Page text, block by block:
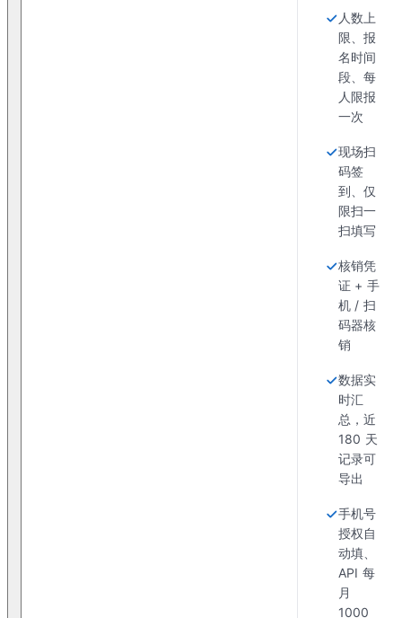
人数上
限、报
名时间
段、每
人限报
一次
现场扫
码签
到、仅
限扫一
扫填写
核销凭
证 + 手
机 / 扫
码器核
销
数据实
时汇
总，近
180 天
记录可
导出
手机号
授权自
动填、
API 每
月
1000